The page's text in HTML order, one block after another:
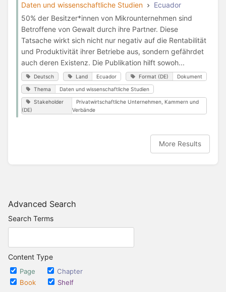
Advanced Search
Search Terms
Content Type
Page
Chapter
Book
Shelf
Daten und wissenschaftliche Studien
Ecuador
50% der Besitzer*innen von Mikrounternehmen sind
Betroffene von Gewalt durch ihre Partner. Diese
Tatsache wirkt sich nicht nur negativ auf die Rentabilität
und Produktivität ihrer Betriebe aus, sondern gefährdet
auch deren Existenz. Die Publikation hilft sowoh...
Deutsch Land Ecuador Format (DE) Dokument
Thema Daten und wissenschaftliche Studien
Stakeholder
(DE)
Privatwirtschaftliche Unternehmen, Kammern und
Verbände
More Results